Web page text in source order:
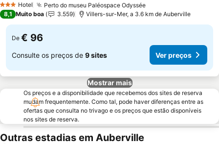
3 EstrelasHotel Perto do museu Paléospace Odyssée
8,1 Muito boa 3.559 Villers-sur-Mer, a 3.6 km de Auberville
De € 96
Consulte os preços de 9 sites Ver preços
Mostrar mais
Os preços e a disponibilidade que recebemos dos sites de reserva
mudam frequentemente. Como tal, pode haver diferenças entre as
ofertas que consulta no trivago e os preços que estão disponíveis
nos sites de reserva.
Outras estadias em Auberville